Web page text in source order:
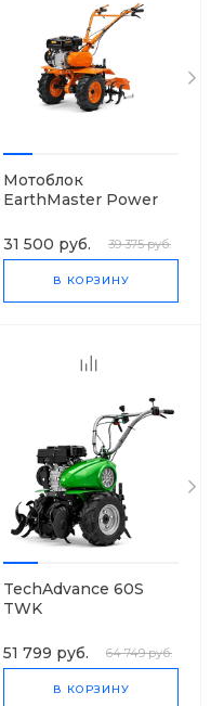
Мотоблок
EarthMaster Power
31 500 руб.
39 375 руб.
В КОРЗИНУ
TechAdvance 60S
TWK
51 799 руб. 64 749 руб.
В КОРЗИНУ